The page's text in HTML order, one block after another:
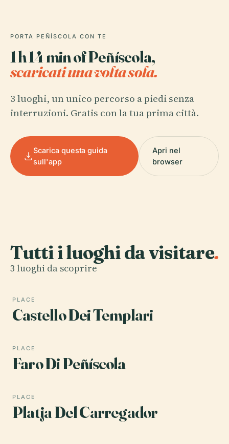
PORTA PEÑÍSCOLA CON TE
1 h 14 min of Peñíscola,
scaricati una volta sola.
3 luoghi, un unico percorso a piedi senza
interruzioni. Gratis con la tua prima città.
Scarica questa guida
sull'app
Apri nel
browser
Tutti i luoghi da visitare.
3 luoghi da scoprire
PLACE
Castello Dei Templari
PLACE
Faro Di Peñíscola
PLACE
Platja Del Carregador